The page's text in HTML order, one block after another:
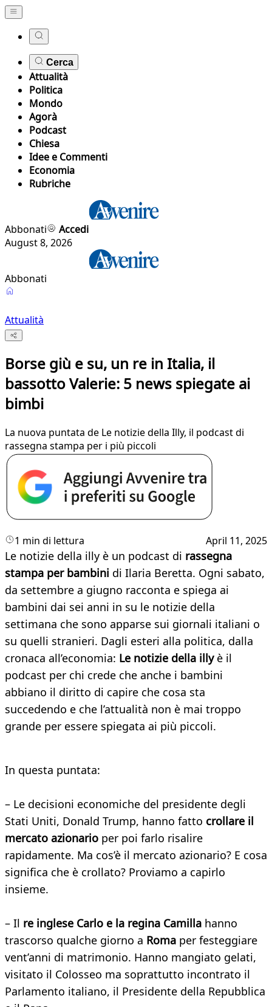
Cerca
Attualità
Politica
Mondo
Agorà
Podcast
Chiesa
Idee e Commenti
Economia
Rubriche
Abbonati
Accedi
August 8, 2026
Abbonati
Attualità
Borse giù e su, un re in Italia, il
bassotto Valerie: 5 news spiegate ai
bimbi
La nuova puntata de Le notizie della Illy, il podcast di
rassegna stampa per i più piccoli
1 min di lettura April 11, 2025
Le notizie della illy è un podcast di rassegna
stampa per bambini di Ilaria Beretta. Ogni sabato,
da settembre a giugno racconta e spiega ai
bambini dai sei anni in su le notizie della
settimana che sono apparse sui giornali italiani o
su quelli stranieri. Dagli esteri alla politica, dalla
cronaca all’economia: Le notizie della illy è il
podcast per chi crede che anche i bambini
abbiano il diritto di capire che cosa sta
succedendo e che l’attualità non è mai troppo
grande per essere spiegata ai più piccoli.
In questa puntata:
– Le decisioni economiche del presidente degli
Stati Uniti, Donald Trump, hanno fatto crollare il
mercato azionario per poi farlo risalire
rapidamente. Ma cos’è il mercato azionario? E cosa
significa che è crollato? Proviamo a capirlo
insieme.
– Il re inglese Carlo e la regina Camilla hanno
trascorso qualche giorno a Roma per festeggiare
vent’anni di matrimonio. Hanno mangiato gelati,
visitato il Colosseo ma soprattutto incontrato il
Parlamento italiano, il Presidente della Repubblica